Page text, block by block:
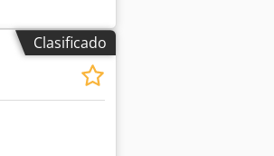
SETFIN
Pal 1051331:
Pal
del
del contador,
y negro
impresión a
Clasificado